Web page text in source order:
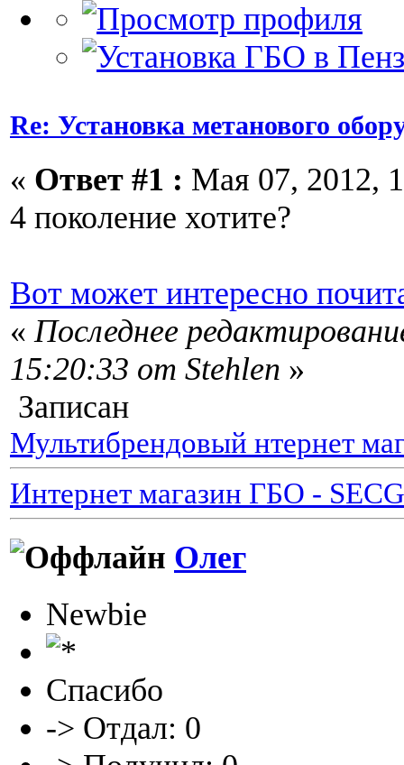
Re: Установка метанового
« Ответ #1 : Мая 07, 2012,
4 поколение хотите?
Вот может интересно
« Последнее
15:20:33 от Stehlen »
Записан
Мультибрендовый нтернет
Интернет магазин ГБО -
Олег
Newbie
Спасибо
-> Отдал: 0